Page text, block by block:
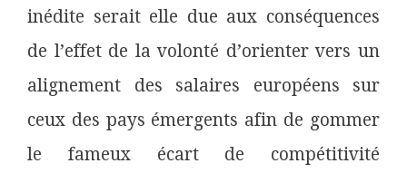
inédite serait elle due aux conséquences
de l’effet de la volonté d’orienter vers un
alignement des salaires européens sur
ceux des pays émergents afin de gommer
le fameux écart de compétitivité